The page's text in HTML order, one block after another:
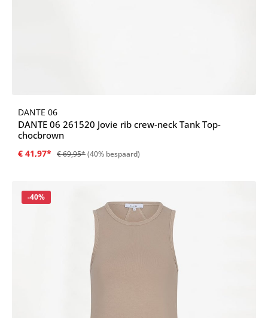
DANTE 06
DANTE 06 261520 Jovie rib crew-neck Tank Top-
chocbrown
€ 41,97* € 69,95*(40% bespaard)
Korting
-40%